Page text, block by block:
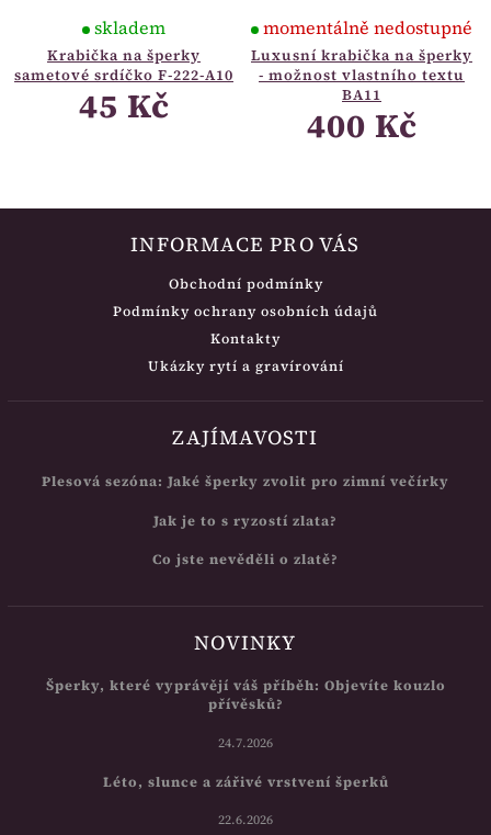
Krabička na šperky
sametové srdíčko F-222-A10
skladem
45 Kč
Luxusní krabička na šperky
- možnost vlastního textu
BA11
momentálně nedostupné
400 Kč
INFORMACE PRO VÁS
Obchodní podmínky
Podmínky ochrany osobních údajů
Kontakty
Ukázky rytí a gravírování
ZAJÍMAVOSTI
Plesová sezóna: Jaké šperky zvolit pro zimní večírky
Jak je to s ryzostí zlata?
Co jste nevěděli o zlatě?
NOVINKY
Šperky, které vyprávějí váš příběh: Objevíte kouzlo
přívěsků?
24.7.2026
Léto, slunce a zářivé vrstvení šperků
22.6.2026